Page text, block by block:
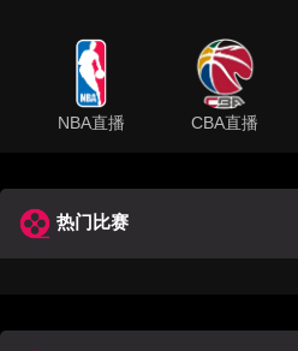
NBA直播 CBA直播
热门比赛